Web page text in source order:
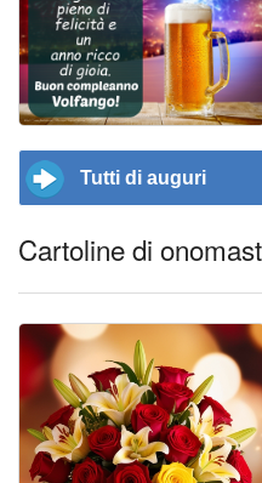
Tutti di auguri
Cartoline di